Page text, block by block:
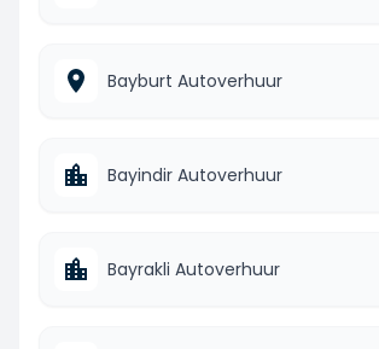
Bayburt Autoverhuur
Bayindir Autoverhuur
Bayrakli Autoverhuur